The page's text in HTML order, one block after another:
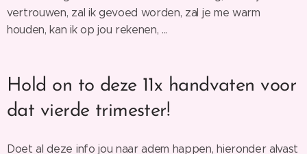
vertrouwen, zal ik gevoed worden, zal je me warm
houden, kan ik op jou rekenen, ...
Hold on to deze 11x handvaten voor
dat vierde trimester!
Doet al deze info jou naar adem happen, hieronder alvast